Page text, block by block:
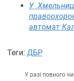
У
автомат
Теги: ДБР
У разі повного